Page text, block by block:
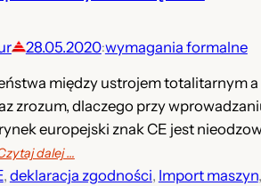
28.05.2020:wymagania formalne
między ustrojem totalitarnym a
zrozum, dlaczego przy
europejski znak CE jest
dalej …
, deklaracja zgodności, Import maszyn